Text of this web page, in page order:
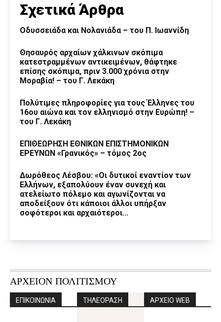
Σχετικά Άρθρα
Οδυσσειάδα και Νολανιάδα – του Π. Ιωαννίδη
Θησαυρός αρχαίων χάλκινων σκόπιμα
κατεστραμμένων αντικειμένων, θάφτηκε
επίσης σκόπιμα, πριν 3.000 χρόνια στην
Μοραβία! – του Γ. Λεκάκη
Πολύτιμες πληροφορίες για τους Έλληνες του
16ου αιώνα και τον ελληνισμό στην Ευρώπη! –
του Γ. Λεκάκη
ΕΠΙΘΕΩΡΗΣΗ ΕΘΝΙΚΩΝ ΕΠΙΣΤΗΜΟΝΙΚΩΝ
ΕΡΕΥΝΩΝ «Γρανικός» – τόμος 2ος
Δωρόθεος Λέσβου: «Οι δυτικοί εναντίον των
Ελλήνων, εξαπολύουν έναν συνεχή και
ατελείωτο πόλεμο και αγωνίζονται να
αποδείξουν ότι κάποιοι άλλοι υπήρξαν
σοφότεροι και αρχαιότεροι...
ΑΡΧΕΙΟΝ ΠΟΛΙΤΙΣΜΟΥ
ΕΠΙΚΟΙΝΩΝΙΑ ΤΗΛΕΟΡΑΣΗ ΑΡΧΕΙΟ WEB